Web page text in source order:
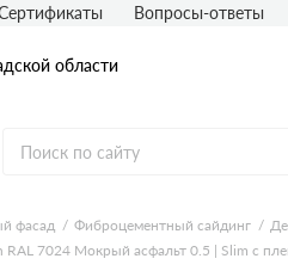
области
сайдинг
Вопросы-ответы
фасад Фиброцементный сайдинг
7024 Мокрый асфальт 0.5 | Slim с